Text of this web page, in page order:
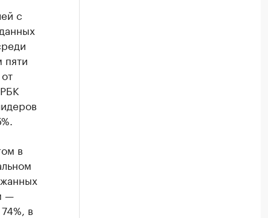
с
пяти
в
—
в